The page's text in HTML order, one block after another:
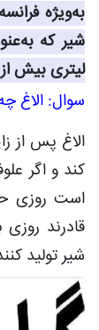
به‌ویژه
شیر که
لیتری بیش از 70 هزار تومان فروخته می‌شود.
سوال: الاغ
کند و اگر
شیر تولید